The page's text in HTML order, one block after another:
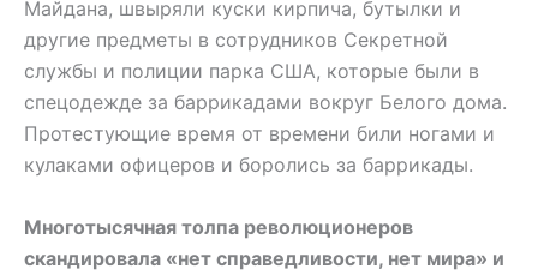
Майдана, швыряли куски кирпича, бутылки и
другие предметы в сотрудников Секретной
службы и полиции парка США, которые были в
спецодежде за баррикадами вокруг Белого дома.
Протестующие время от времени били ногами и
кулаками офицеров и боролись за баррикады.
Многотысячная толпа революционеров
скандировала «нет справедливости, нет мира» и